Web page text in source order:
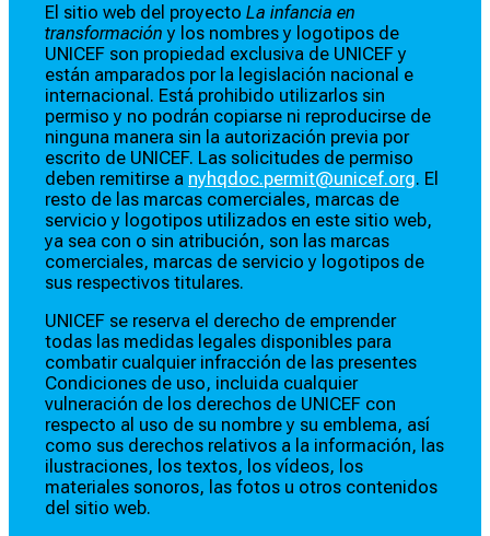
El sitio web del proyectoLa infancia en
transformación y los nombres y logotipos de
UNICEF son propiedad exclusiva de UNICEF y
están amparados por la legislación nacional e
internacional. Está prohibido utilizarlos sin
permiso y no podrán copiarse ni reproducirse de
ninguna manera sin la autorización previa por
escrito de UNICEF. Las solicitudes de permiso
deben remitirse a nyhqdoc.permit@unicef.org. El
resto de las marcas comerciales, marcas de
servicio y logotipos utilizados en este sitio web,
ya sea con o sin atribución, son las marcas
comerciales, marcas de servicio y logotipos de
sus respectivos titulares.
UNICEF se reserva el derecho de emprender
todas las medidas legales disponibles para
combatir cualquier infracción de las presentes
Condiciones de uso, incluida cualquier
vulneración de los derechos de UNICEF con
respecto al uso de su nombre y su emblema, así
como sus derechos relativos a la información, las
ilustraciones, los textos, los vídeos, los
materiales sonoros, las fotos u otros contenidos
del sitio web.